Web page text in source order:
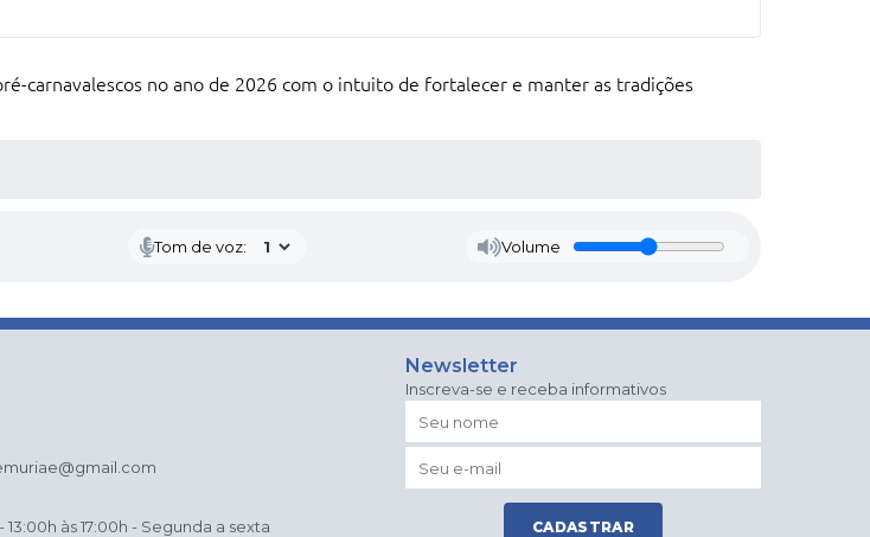
carnavalescos no ano de 2026 com o intuito de fortalecer e manter as tradições
Tom de voz: Volume
13:00h às 17:00h - Segunda a sexta
Newsletter
Inscreva-se e receba informativos
CADASTRAR